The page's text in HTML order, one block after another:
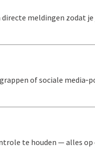
meldingen zodat je
of sociale
te houden — alles op